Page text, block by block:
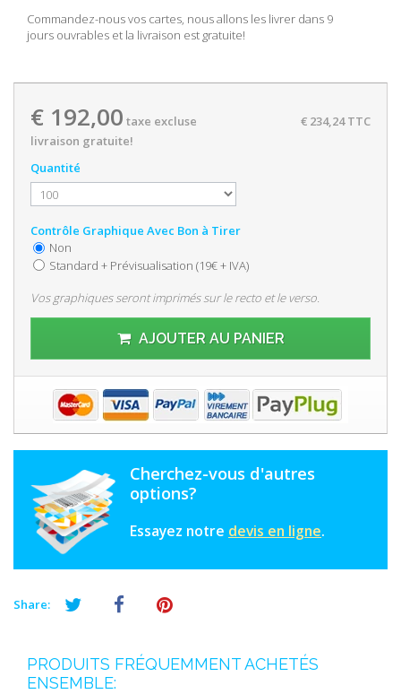
Commandez-nous vos cartes, nous allons les livrer dans 9
jours ouvrables et la livraison est gratuite!
€ 192,00 taxe excluse € 234,24TTC
livraison gratuite!
Quantité
Contrôle Graphique Avec Bon à Tirer
Non
Standard + Prévisualisation (19€ + IVA)
Vos graphiques seront imprimés sur le recto et le verso.
AJOUTER AU PANIER
Cherchez-vous d'autres
options?
Essayez notre devis en ligne.
Share:
PRODUITS FRÉQUEMMENT ACHETÉS
ENSEMBLE: